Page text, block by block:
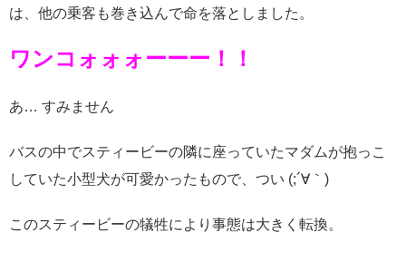
は、他の乗客も巻き込んで命を落としました。
ワンコォォォーーー！！
あ… すみません
バスの中でスティービーの隣に座っていたマダムが抱っこ
していた小型犬が可愛かったもので、つい (;´∀｀)
このスティービーの犠牲により事態は大きく転換。